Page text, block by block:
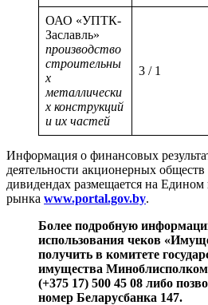
ОАО «УПТК-
Заславль»
производство
строительны
х
металлически
х конструкций
и их частей
3 / 1
Информация о финансовых
деятельности акционерных
дивидендах размещается на
рынка www.portal.gov.by.
Более подробную
использования чеков
получить в комитете
имущества
(+375 17) 500 45 08 либо
номер Беларусбанка 147.